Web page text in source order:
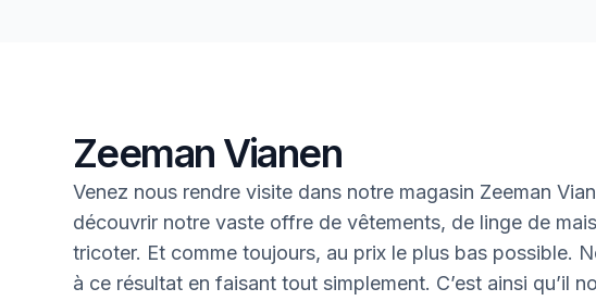
Zeeman Vianen
Venez nous rendre visite dans notre magasin Zeeman
découvrir notre vaste offre de vêtements, de linge de
tricoter. Et comme toujours, au prix le plus bas possible.
à ce résultat en faisant tout simplement. C’est ainsi qu’il